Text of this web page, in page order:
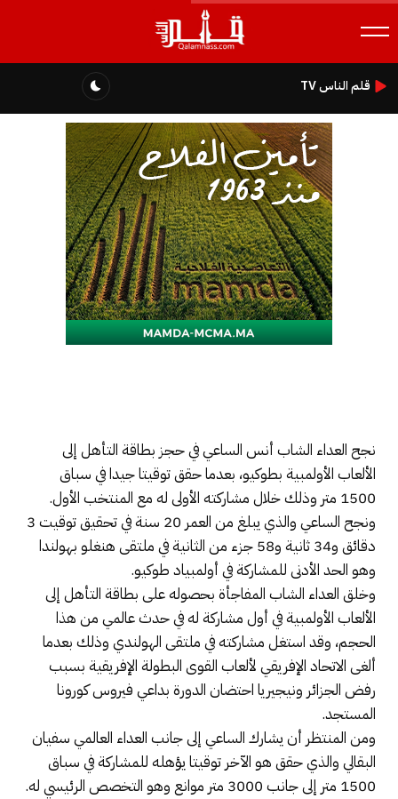
قلم الناس TV
نجح العداء الشاب أنس الساعي في حجز بطاقة التأهل إلى
الألعاب الأولمبية بطوكيو، بعدما حقق توقيتا جيدا في سباق
1500 متر وذلك خلال مشاركته الأولى له مع المنتخب الأول.
ونجح الساعي والذي يبلغ من العمر 20 سنة في تحقيق توقيت 3
دقائق و34 ثانية و58 جزء من الثانية في ملتقى هنغلو بهولندا
وهو الحد الأدنى للمشاركة في أولمبياد طوكيو.
وخلق العداء الشاب المفاجأة بحصوله على بطاقة التأهل إلى
الألعاب الأولمبية في أول مشاركة له في حدث عالمي من هذا
الحجم، وقد استغل مشاركته في ملتقى الهولندي وذلك بعدما
ألغى الاتحاد الإفريقي لألعاب القوى البطولة الإفريقية بسبب
رفض الجزائر ونيجيريا احتضان الدورة بداعي فيروس كورونا
المستجد.
ومن المنتظر أن يشارك الساعي إلى جانب العداء العالمي سفيان
البقالي والذي حقق هو الآخر توقيتا يؤهله للمشاركة في سباق
1500 متر إلى جانب 3000 متر موانع وهو التخصص الرئيسي له.